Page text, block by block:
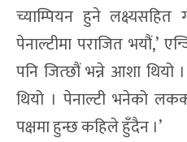
च्याम्पियन हुने
पेनाल्टीमा पराजित भयौं,’
पनि जित्छौं भन्ने आशा थियो
थियो । पेनाल्टी भनेको
पक्षमा हुन्छ कहिले हुँदैन ।’